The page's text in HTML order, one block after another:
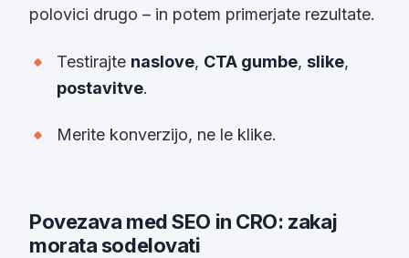
polovici drugo – in potem primerjate rezultate.
Testirajte naslove, CTA gumbe, slike,
postavitve.
Merite konverzijo, ne le klike.
Povezava med SEO in CRO: zakaj
morata sodelovati